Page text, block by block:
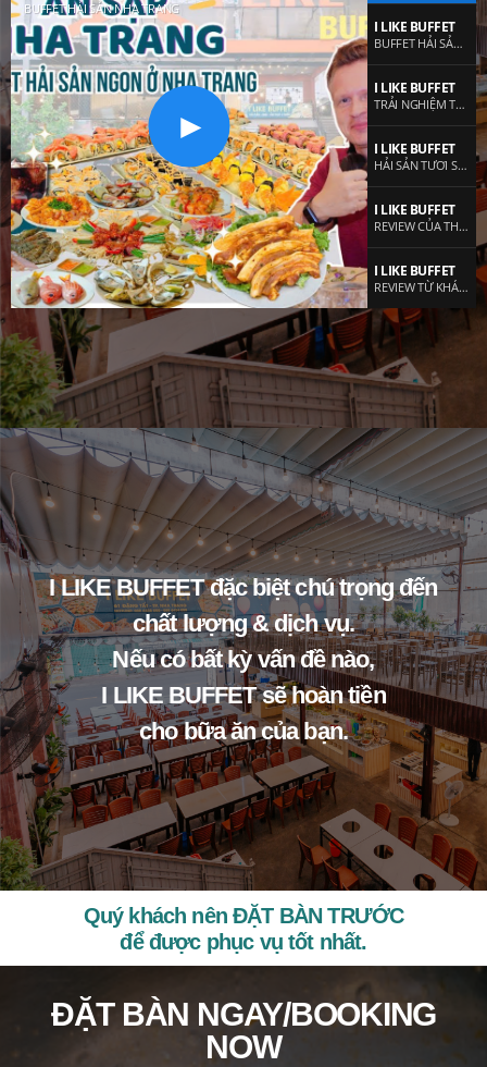
BUFFET HẢI SẢN NHA TRANG
I LIKE BUFFET
BUFFET HẢI SẢN NHA TRANG
I LIKE BUFFET
TRẢI NGHIỆM TẠI I LIKE BUFFET
I LIKE BUFFET
HẢI SẢN TƯƠI SỐNG - FREE BIA VÀ NƯỚC NGỌT
I LIKE BUFFET
REVIEW CỦA THỰC KHÁCH
I LIKE BUFFET
REVIEW TỪ KHÁCH DU LỊCH
I LIKE BUFFET
I LIKE BUFFET
I LIKE BUFFET đặc biệt chú trọng đến
chất lượng & dịch vụ.
Nếu có bất kỳ vấn đề nào,
I LIKE BUFFET sẽ hoàn tiền
cho bữa ăn của bạn.
Quý khách nên ĐẶT BÀN TRƯỚC
để được phục vụ tốt nhất.
ĐẶT BÀN NGAY/BOOKING
NOW